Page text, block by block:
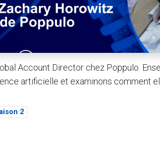
Account Director chez Poppulo.
artificielle et examinons comment
2